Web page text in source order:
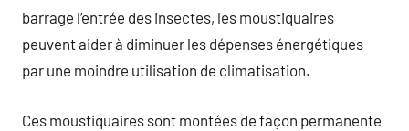
barrage l’entrée des insectes, les moustiquaires
peuvent aider à diminuer les dépenses énergétiques
par une moindre utilisation de climatisation.
Ces moustiquaires sont montées de façon permanente